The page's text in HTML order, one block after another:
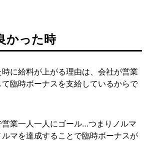
かった時
に給料が上がる理由は、会社が営業
臨時ボーナスを支給しているからで
業一人一人にゴール…つまりノルマ
マを達成することで臨時ボーナスが